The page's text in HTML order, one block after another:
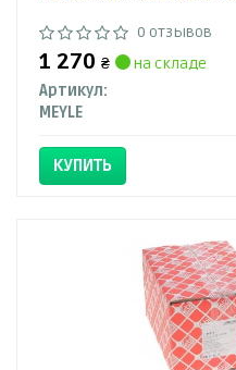
0 отзывов
1 270 ₴
на складе
Артикул:
MEYLE
КУПИТЬ